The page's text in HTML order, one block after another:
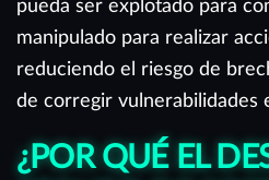
pueda ser explotado para
manipulado para realizar
reduciendo el riesgo de
de corregir vulnerabilidades
¿POR QUÉ EL